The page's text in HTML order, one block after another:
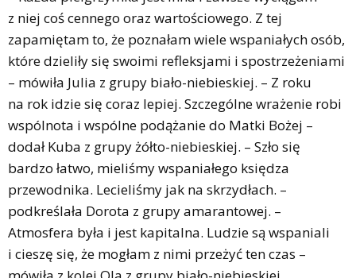
z niej coś cennego oraz wartościowego. Z tej
zapamiętam to, że poznałam wiele wspaniałych osób,
które dzieliły się swoimi refleksjami i spostrzeżeniami
– mówiła Julia z grupy biało-niebieskiej. – Z roku
na rok idzie się coraz lepiej. Szczególne wrażenie robi
wspólnota i wspólne podążanie do Matki Bożej –
dodał Kuba z grupy żółto-niebieskiej. – Szło się
bardzo łatwo, mieliśmy wspaniałego księdza
przewodnika. Lecieliśmy jak na skrzydłach. –
podkreślała Dorota z grupy amarantowej. –
Atmosfera była i jest kapitalna. Ludzie są wspaniali
i cieszę się, że mogłam z nimi przeżyć ten czas –